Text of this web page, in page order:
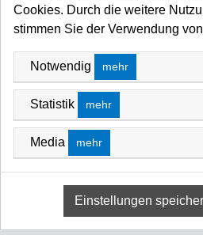
HINTERGRÜNDE -
Keine Ergebnisse
Wir konnten keine
finden.
Bitte versuchen Sie eine andere
Cookies. Durch die weitere
stimmen Sie der Verwendung
Notwendig mehr
Statistik mehr
Media mehr